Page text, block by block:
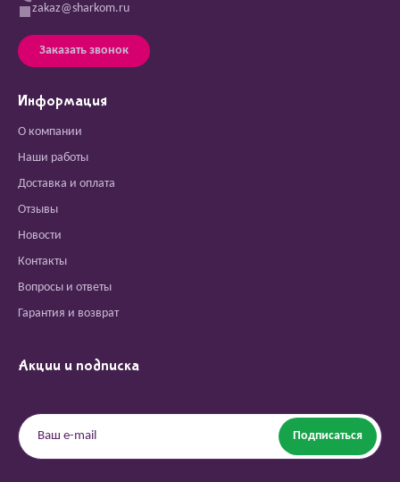
zakaz@sharkom.ru
Заказать звонок
Информация
О компании
Наши работы
Доставка и оплата
Отзывы
Новости
Контакты
Вопросы и ответы
Гарантия и возврат
Акции и подписка
Подписаться